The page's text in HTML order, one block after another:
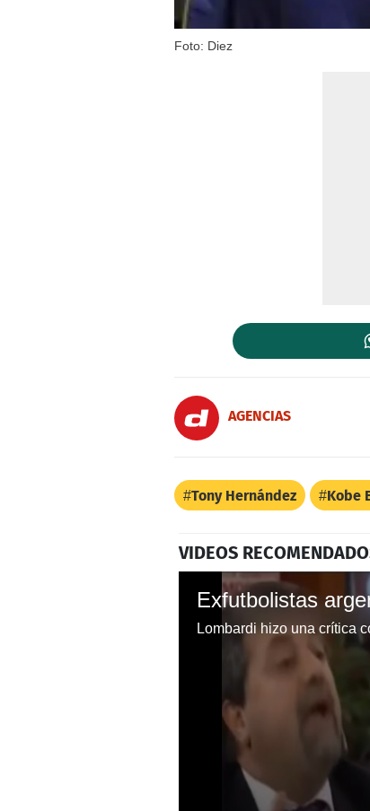
Foto: Diez
AGENCIAS
Tony Hernández Kobe
VIDEOS